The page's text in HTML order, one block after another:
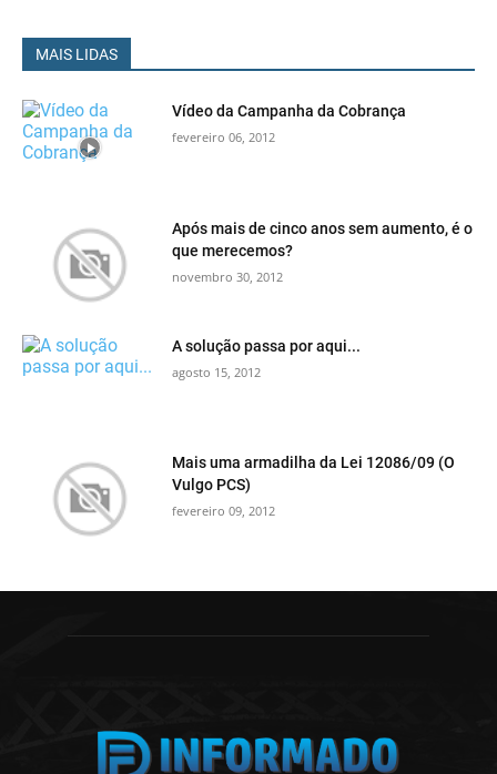
MAIS LIDAS
Vídeo da Campanha da Cobrança
fevereiro 06, 2012
Após mais de cinco anos sem aumento, é o
que merecemos?
novembro 30, 2012
A solução passa por aqui...
agosto 15, 2012
Mais uma armadilha da Lei 12086/09 (O
Vulgo PCS)
fevereiro 09, 2012